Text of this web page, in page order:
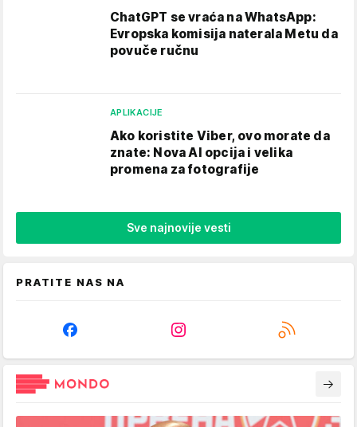
ChatGPT se vraća na WhatsApp:
Evropska komisija naterala Metu da
povuče ručnu
APLIKACIJE
Ako koristite Viber, ovo morate da
znate: Nova AI opcija i velika
promena za fotografije
Sve najnovije vesti
PRATITE NAS NA